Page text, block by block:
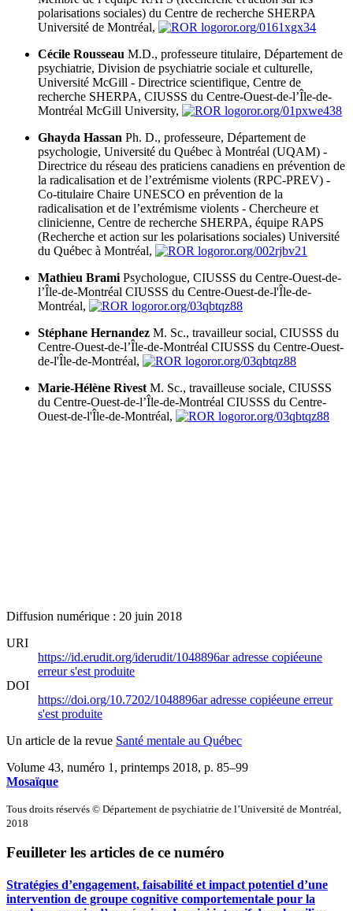
polarisations sociales) du Centre de recherche SHERPA
Université de Montréal,
ror.org/0161xgx34
Cécile Rousseau M.D., professeure titulaire, Département de
psychiatrie, Division de psychiatrie sociale et culturelle,
Université McGill - Directrice scientifique, Centre de
recherche SHERPA, CIUSSS du Centre-Ouest-de-l’Île-de-
Montréal McGill University,
ror.org/01pxwe438
Ghayda Hassan Ph. D., professeure, Département de
psychologie, Université du Québec à Montréal (UQAM) -
Directrice du réseau des praticiens canadiens en prévention de
la radicalisation et de l’extrémisme violents (RPC-PREV) -
Co-titulaire Chaire UNESCO en prévention de la
radicalisation et de l’extrémisme violents - Chercheure et
clinicienne, Centre de recherche SHERPA, équipe RAPS
(Recherche et action sur les polarisations sociales) Université
du Québec à Montréal,
ror.org/002rjbv21
Mathieu Brami Psychologue, CIUSSS du Centre-Ouest-de-
l’Île-de-Montréal CIUSSS du Centre-Ouest-de-l'Île-de-
Montréal,
ror.org/03qbtqz88
Stéphane Hernandez M. Sc., travailleur social, CIUSSS du
Centre-Ouest-de-l’Île-de-Montréal CIUSSS du Centre-Ouest-
de-l'Île-de-Montréal,
ror.org/03qbtqz88
Marie-Hélène Rivest M. Sc., travailleuse sociale, CIUSSS
du Centre-Ouest-de-l’Île-de-Montréal CIUSSS du Centre-
Ouest-de-l'Île-de-Montréal,
ror.org/03qbtqz88
Diffusion numérique : 20 juin 2018
URI
https://id.erudit.org/iderudit/1048896aradresse copiéeune
erreur s'est produite
DOI
https://doi.org/10.7202/1048896aradresse copiéeune erreur
s'est produite
Un article de la revue Santé mentale au Québec
Volume 43, numéro 1, printemps 2018, p. 85–99
Mosaïque
Tous droits réservés © Département de psychiatrie de l’Université de Montréal,
2018
Feuilleter les articles de ce numéro
Stratégies d’engagement, faisabilité et impact potentiel d’une
intervention de groupe cognitive comportementale pour la